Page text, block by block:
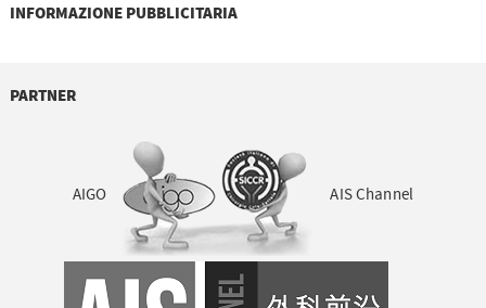
INFORMAZIONE PUBBLICITARIA
PARTNER
AIGO AIS Channel